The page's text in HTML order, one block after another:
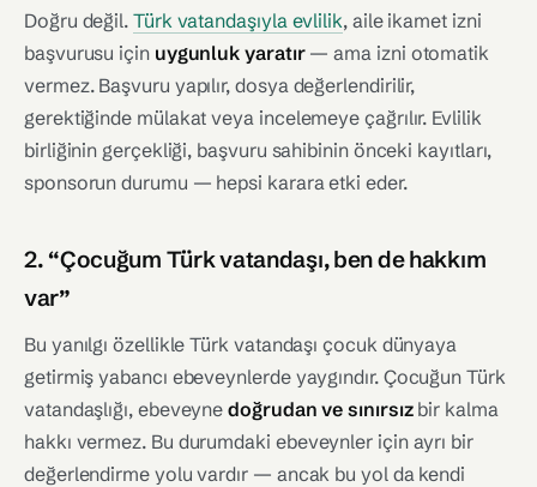
Doğru değil. Türk vatandaşıyla evlilik, aile ikamet izni
başvurusu için uygunluk yaratır— ama izni otomatik
vermez. Başvuru yapılır, dosya değerlendirilir,
gerektiğinde mülakat veya incelemeye çağrılır. Evlilik
birliğinin gerçekliği, başvuru sahibinin önceki kayıtları,
sponsorun durumu — hepsi karara etki eder.
2. “Çocuğum Türk vatandaşı, ben de hakkım
var”
Bu yanılgı özellikle Türk vatandaşı çocuk dünyaya
getirmiş yabancı ebeveynlerde yaygındır. Çocuğun Türk
vatandaşlığı, ebeveynedoğrudan ve sınırsızbir kalma
hakkı vermez. Bu durumdaki ebeveynler için ayrı bir
değerlendirme yolu vardır — ancak bu yol da kendi